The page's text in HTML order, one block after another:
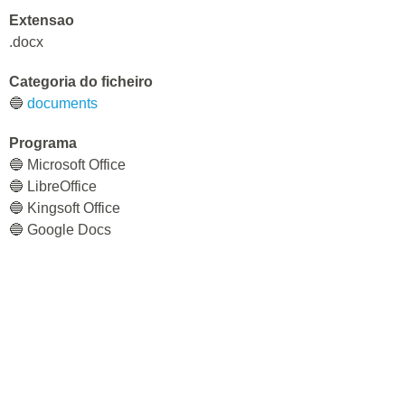
Extensao
.docx
Categoria do ficheiro
🔵 documents
Programa
🔵 Microsoft Office
🔵 LibreOffice
🔵 Kingsoft Office
🔵 Google Docs